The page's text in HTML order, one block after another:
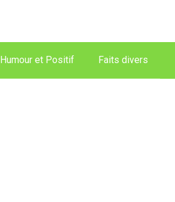
Humour et Positif Faits divers